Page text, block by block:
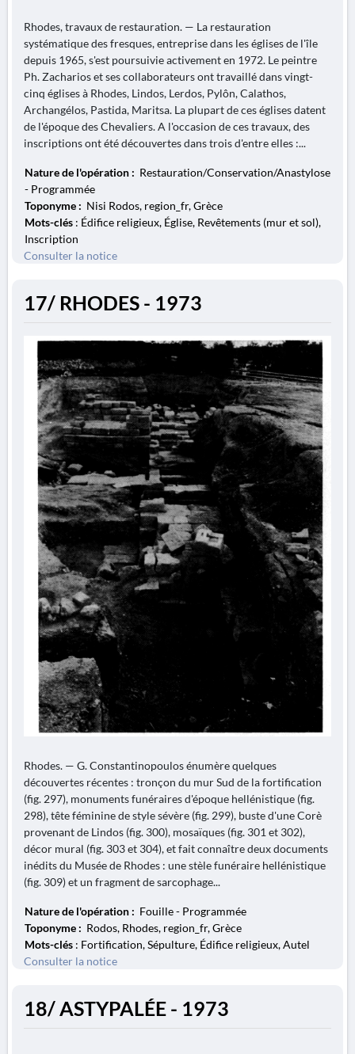
Rhodes, travaux de restauration. — La restauration
systématique des fresques, entreprise dans les églises de l'île
depuis 1965, s'est poursuivie activement en 1972. Le peintre
Ph. Zacharios et ses collaborateurs ont travaillé dans vingt-
cinq églises à Rhodes, Lindos, Lerdos, Pylôn, Calathos,
Archangélos, Pastida, Maritsa. La plupart de ces églises datent
de l'époque des Chevaliers. A l'occasion de ces travaux, des
inscriptions ont été découvertes dans trois d'entre elles :...
Nature de l'opération : Restauration/Conservation/Anastylose
- Programmée
Toponyme : Nisi Rodos, region_fr, Grèce
Mots-clés : Édifice religieux, Église, Revêtements (mur et sol),
Inscription
Consulter la notice
17/ RHODES - 1973
Rhodes. — G. Constantinopoulos énumère quelques
découvertes récentes : tronçon du mur Sud de la fortification
(fig. 297), monuments funéraires d'époque hellénistique (fig.
298), tête féminine de style sévère (fig. 299), buste d'une Corè
provenant de Lindos (fig. 300), mosaïques (fig. 301 et 302),
décor mural (fig. 303 et 304), et fait connaître deux documents
inédits du Musée de Rhodes : une stèle funéraire hellénistique
(fig. 309) et un fragment de sarcophage...
Nature de l'opération : Fouille - Programmée
Toponyme : Rodos, Rhodes, region_fr, Grèce
Mots-clés : Fortification, Sépulture, Édifice religieux, Autel
Consulter la notice
18/ ASTYPALÉE - 1973